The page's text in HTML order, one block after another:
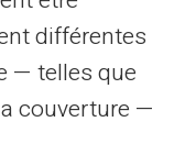
différentes
— telles que
couverture —